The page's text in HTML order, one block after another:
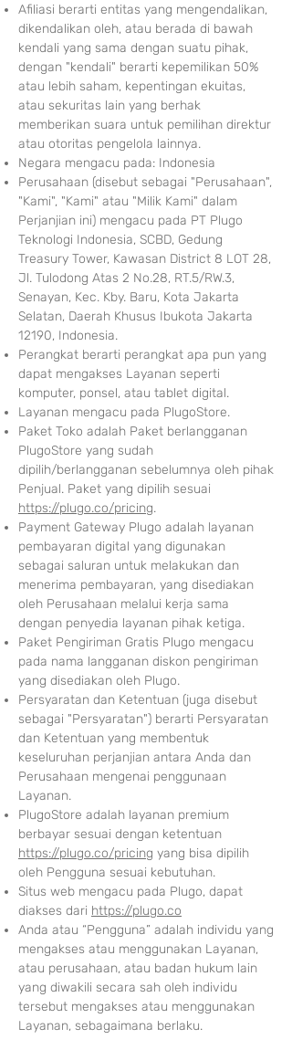
Afiliasi berarti entitas yang mengendalikan,
dikendalikan oleh, atau berada di bawah
kendali yang sama dengan suatu pihak,
dengan "kendali" berarti kepemilikan 50%
atau lebih saham, kepentingan ekuitas,
atau sekuritas lain yang berhak
memberikan suara untuk pemilihan direktur
atau otoritas pengelola lainnya.
Negara mengacu pada: Indonesia
Perusahaan (disebut sebagai "Perusahaan",
"Kami", "Kami" atau "Milik Kami" dalam
Perjanjian ini) mengacu pada PT Plugo
Teknologi Indonesia, SCBD, Gedung
Treasury Tower, Kawasan District 8 LOT 28,
Jl. Tulodong Atas 2 No.28, RT.5/RW.3,
Senayan, Kec. Kby. Baru, Kota Jakarta
Selatan, Daerah Khusus Ibukota Jakarta
12190, Indonesia.
Perangkat berarti perangkat apa pun yang
dapat mengakses Layanan seperti
komputer, ponsel, atau tablet digital.
Layanan mengacu pada PlugoStore.
Paket Toko adalah Paket berlangganan
PlugoStore yang sudah
dipilih/berlangganan sebelumnya oleh pihak
Penjual. Paket yang dipilih sesuai
https://plugo.co/pricing.
Payment Gateway Plugo adalah layanan
pembayaran digital yang digunakan
sebagai saluran untuk melakukan dan
menerima pembayaran, yang disediakan
oleh Perusahaan melalui kerja sama
dengan penyedia layanan pihak ketiga.
Paket Pengiriman Gratis Plugo mengacu
pada nama langganan diskon pengiriman
yang disediakan oleh Plugo.
Persyaratan dan Ketentuan (juga disebut
sebagai "Persyaratan") berarti Persyaratan
dan Ketentuan yang membentuk
keseluruhan perjanjian antara Anda dan
Perusahaan mengenai penggunaan
Layanan.
PlugoStore adalah layanan premium
berbayar sesuai dengan ketentuan
https://plugo.co/pricing yang bisa dipilih
oleh Pengguna sesuai kebutuhan.
Situs web mengacu pada Plugo, dapat
diakses dari https://plugo.co
Anda atau “Pengguna” adalah individu yang
mengakses atau menggunakan Layanan,
atau perusahaan, atau badan hukum lain
yang diwakili secara sah oleh individu
tersebut mengakses atau menggunakan
Layanan, sebagaimana berlaku.